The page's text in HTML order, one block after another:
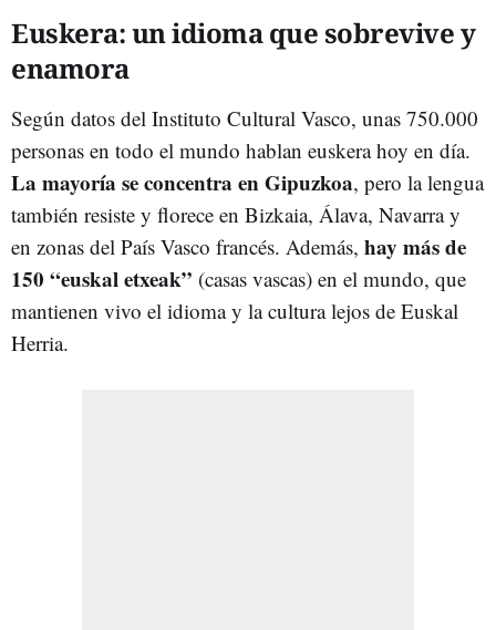
Euskera: un idioma que sobrevive y
enamora
Según datos del Instituto Cultural Vasco, unas 750.000
personas en todo el mundo hablan euskera hoy en día.
La mayoría se concentra en Gipuzkoa, pero la lengua
también resiste y florece en Bizkaia, Álava, Navarra y
en zonas del País Vasco francés. Además, hay más de
150 “euskal etxeak” (casas vascas) en el mundo, que
mantienen vivo el idioma y la cultura lejos de Euskal
Herria.